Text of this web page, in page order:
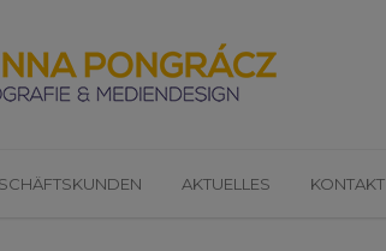
AKTUELLES KONTAKT